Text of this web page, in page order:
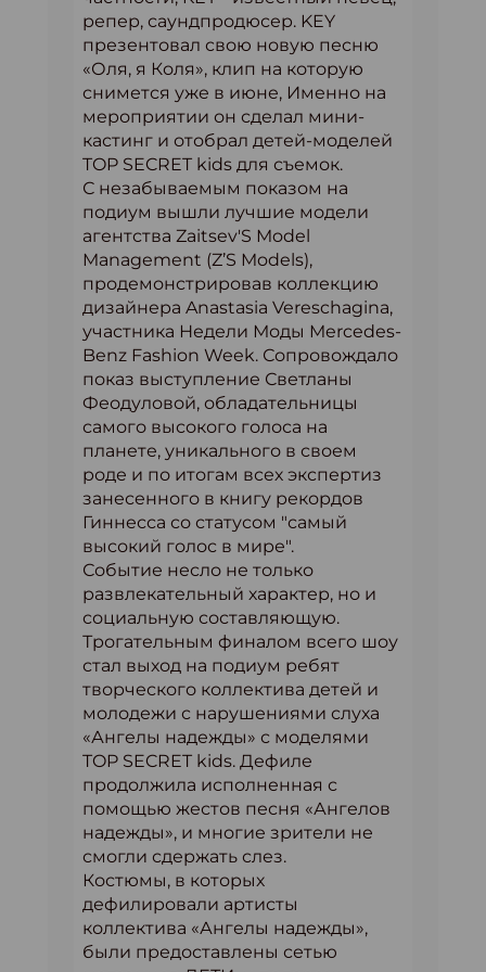
репер, саундпродюсер. KEY
презентовал свою новую песню
«Оля, я Коля», клип на которую
снимется уже в июне, Именно на
мероприятии он сделал мини-
кастинг и отобрал детей-моделей
TOP SECRET kids для съемок.
С незабываемым показом на
подиум вышли лучшие модели
агентства Zaitsev'S Model
Management (Z’S Models),
продемонстрировав коллекцию
дизайнера Anastasia Vereschagina,
участника Недели Моды Mercedes-
Benz Fashion Week. Сопровождало
показ выступление Светланы
Феодуловой, обладательницы
самого высокого голоса на
планете, уникального в своем
роде и по итогам всех экспертиз
занесенного в книгу рекордов
Гиннесса со статусом "самый
высокий голос в мире".
Событие несло не только
развлекательный характер, но и
социальную составляющую.
Трогательным финалом всего шоу
стал выход на подиум ребят
творческого коллектива детей и
молодежи с нарушениями слуха
«Ангелы надежды» с моделями
TOP SECRET kids. Дефиле
продолжила исполненная с
помощью жестов песня «Ангелов
надежды», и многие зрители не
смогли сдержать слез.
Костюмы, в которых
дефилировали артисты
коллектива «Ангелы надежды»,
были предоставлены сетью